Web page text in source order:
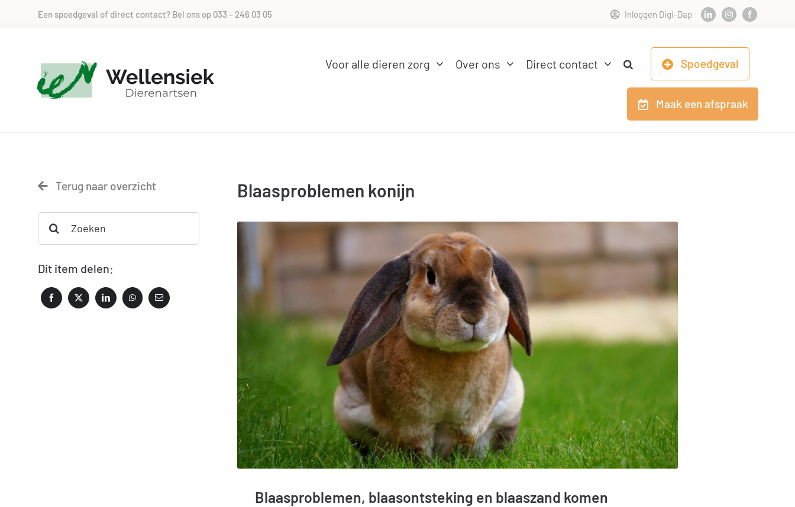
Een spoedgeval of direct contact? Bel ons op 033 – 246 03 05 Inloggen Digi-Dap
Voor alle dieren zorg Over ons Direct contact Spoedgeval
Maak een afspraak
Terug naar overzicht
Search
Dit item delen:
Blaasproblemen konijn
Blaasproblemen, blaasontsteking en blaaszand komen